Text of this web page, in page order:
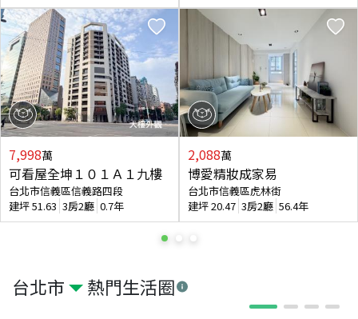
台北市 熱門生活圈
7,998萬
可看屋全坤１０１Ａ１九樓
台北市信義區信義路四段
建坪51.63 3房2廳 0.7年
2,088萬
博愛精妝成家易
台北市信義區虎林街
建坪20.47 3房2廳 56.4年